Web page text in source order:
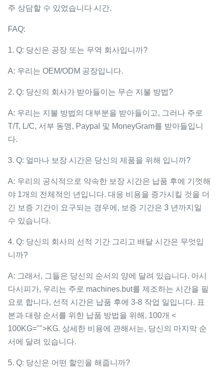
주 상담할 수 있었습니다 시간.
FAQ:
1. Q: 당신은 공장 또는 무역 회사입니까?
A: 우리는 OEM/ODM 공장입니다.
2. Q: 당신의 회사가 받아들이는 무슨 지불 방법?
A: 우리는 지불 방법의 대부분을 받아들이고, 그러나 주로
T/T, L/C, 서부 동맹, Paypal 및 MoneyGram를 받아들입니
다.
3. Q: 얼마나 보장 시간은 당신의 제품을 위해 입니까?
A: 우리의 공식적으로 약속한 보장 시간은 납품 후에 기껏해
야 1개의 전체적인 년입니다. 대응 비용을 증가시킬 것을 더
긴 보증 기간이 요구되는 경우에, 보증 기간은 3 년까지일
수 있습니다.
4. Q: 당신의 회사의 선적 기간 그리고 배달 시간은 무엇입
니까?
A: 그래서, 그들은 당신의 순서의 양에 달려 있습니다. 아시
다시피가, 우리는 주로 machines.but를 제조하는 시간을 필
요로 합니다, 선적 시간은 납품 후에 3-8 작업 일입니다. 표
본과 대량 순서를 위한 납품 방법을 위해, 100개 <
100KG="">KG. 상세한 비용에 관해서는, 당신의 마지막 순
서에 달려 있습니다.
5. Q: 당신은 어떤 할인을 해줍니까?